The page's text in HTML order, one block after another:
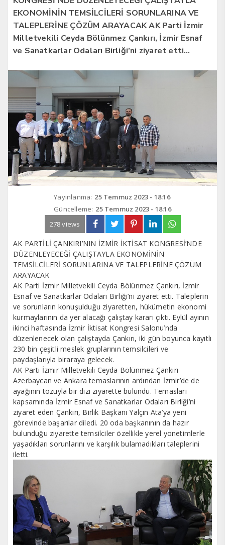
EKONOMİNİN TEMSİLCİLERİ SORUNLARINA VE
TALEPLERİNE ÇÖZÜM ARAYACAK AK Parti İzmir
Milletvekili Ceyda Bölünmez Çankırı, İzmir Esnaf
ve Sanatkarlar Odaları Birliği’ni ziyaret etti…
Yayınlanma: 25 Temmuz 2023 - 18:16
Güncelleme: 25 Temmuz 2023 - 18:16
278 views
AK PARTİLİ ÇANKIRI’NIN İZMİR İKTİSAT KONGRESİ’NDE
DÜZENLEYECEĞİ ÇALIŞTAYLA EKONOMİNİN
TEMSİLCİLERİ SORUNLARINA VE TALEPLERİNE ÇÖZÜM
ARAYACAK
AK Parti İzmir Milletvekili Ceyda Bölünmez Çankırı, İzmir
Esnaf ve Sanatkarlar Odaları Birliği’ni ziyaret etti. Taleplerin
ve sorunların konuşulduğu ziyaretten, hükümetin ekonomi
kurmaylarının da yer alacağı çalıştay kararı çıktı. Eylül ayının
ikinci haftasında İzmir İktisat Kongresi Salonu’nda
düzenlenecek olan çalıştayda Çankırı, iki gün boyunca kayıtlı
230 bin çeşitli meslek gruplarının temsilcileri ve
paydaşlarıyla biraraya gelecek.
AK Parti İzmir Milletvekili Ceyda Bölünmez Çankırı
Azerbaycan ve Ankara temaslarının ardından İzmir’de de
ayağının tozuyla bir dizi ziyarette bulundu. Temasları
kapsamında İzmir Esnaf ve Sanatkarlar Odaları Birliği’ni
ziyaret eden Çankırı, Birlik Başkanı Yalçın Ata’ya yeni
görevinde başarılar diledi. 20 oda başkanının da hazır
bulunduğu ziyarette temsilciler özellikle yerel yönetimlerle
yaşadıkları sorunlarını ve karşılık bulamadıkları taleplerini
iletti.